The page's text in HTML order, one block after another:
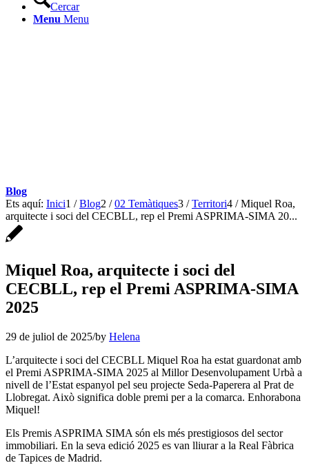
Cercar
Menu Menu
Blog
Ets aquí: Inici1 / Blog2 / 02 Temàtiques3 / Territori4 / Miquel Roa,
arquitecte i soci del CECBLL, rep el Premi ASPRIMA-SIMA 20...
Miquel Roa, arquitecte i soci del
CECBLL, rep el Premi ASPRIMA-SIMA
2025
29 de juliol de 2025/by Helena
L’arquitecte i soci del CECBLL Miquel Roa ha estat guardonat amb
el Premi ASPRIMA-SIMA 2025 al Millor Desenvolupament Urbà a
nivell de l’Estat espanyol pel seu projecte Seda-Paperera al Prat de
Llobregat. Això significa doble premi per a la comarca. Enhorabona
Miquel!
Els Premis ASPRIMA SIMA són els més prestigiosos del sector
immobiliari. En la seva edició 2025 es van lliurar a la Real Fàbrica
de Tapices de Madrid.